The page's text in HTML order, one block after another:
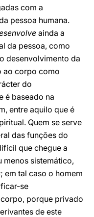
com a
pessoa humana.
ainda a
da pessoa, como
desenvolvimento da
ao corpo como
do
é baseado na
entre aquilo que é
Quem se serve
das funções do
que chegue a
sistemático,
; em tal caso o homem
se
porque privado
de este